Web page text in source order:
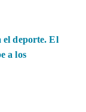
el deporte. El
a los